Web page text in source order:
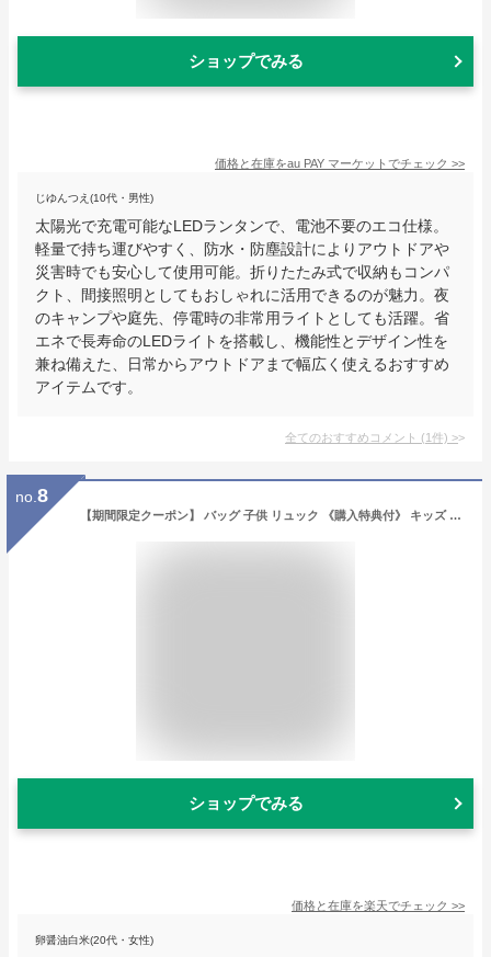
ショップでみる
価格と在庫をau PAY マーケット でチェック >>
じゆんつえ(10代・男性)
太陽光で充電可能なLEDランタンで、電池不要のエコ仕様。
軽量で持ち運びやすく、防水・防塵設計によりアウトドアや
災害時でも安心して使用可能。折りたたみ式で収納もコンパ
クト、間接照明としてもおしゃれに活用できるのが魅力。夜
のキャンプや庭先、停電時の非常用ライトとしても活躍。省
エネで長寿命のLEDライトを搭載し、機能性とデザイン性を
兼ね備えた、日常からアウトドアまで幅広く使えるおすすめ
アイテムです。
全てのおすすめコメント (1件) >
no. 8
【期間限定クーポン】 バッグ 子供 リュック 《購入特典付》 キッズ 男の子 女の子 くまリュック 保育園 幼稚園 カバン お出かけ かわいい おしゃれ くま パンダ こども 子ども キャラクター 誕生日 TURN OVER ☆ プレゼント ギフト 熱中症対策 防災グッズ 敬老の日
ショップでみる
価格と在庫を楽天でチェック >>
卵醤油白米(20代・女性)